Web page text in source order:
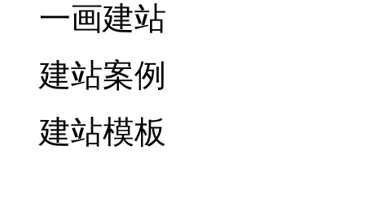
一画建站
建站案例
建站模板